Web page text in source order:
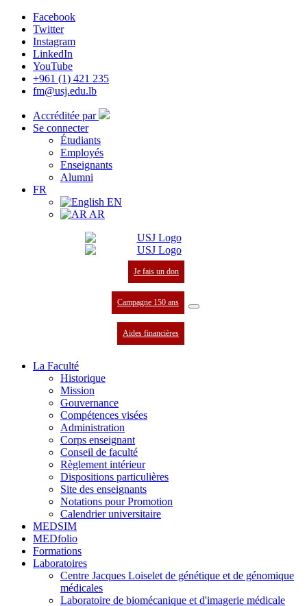
Facebook
Twitter
Instagram
LinkedIn
YouTube
+961 (1) 421 235
fm@usj.edu.lb
Accréditée par
Se connecter
Étudiants
Employés
Enseignants
Alumni
FR
EN
AR
Je fais un don
Campagne 150 ans
Aides financières
La Faculté
Historique
Mission
Gouvernance
Compétences visées
Administration
Corps enseignant
Conseil de faculté
Règlement intérieur
Dispositions particulières
Site des enseignants
Notations pour Promotion
Calendrier universitaire
MEDSIM
MEDfolio
Formations
Laboratoires
Centre Jacques Loiselet de génétique et de génomique
médicales
Laboratoire de biomécanique et d'imagerie médicale